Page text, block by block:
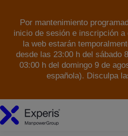
Por mantenimiento
inicio de sesión e inscripción a
la web estarán
desde las 23:00 h del sábado
03:00 h del domingo 9 de
española). Disculpa